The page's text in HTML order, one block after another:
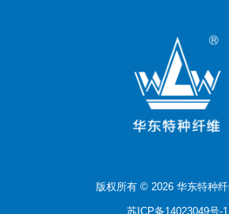
版权所有 © 2026 华东特种
苏ICP备14023049号-1